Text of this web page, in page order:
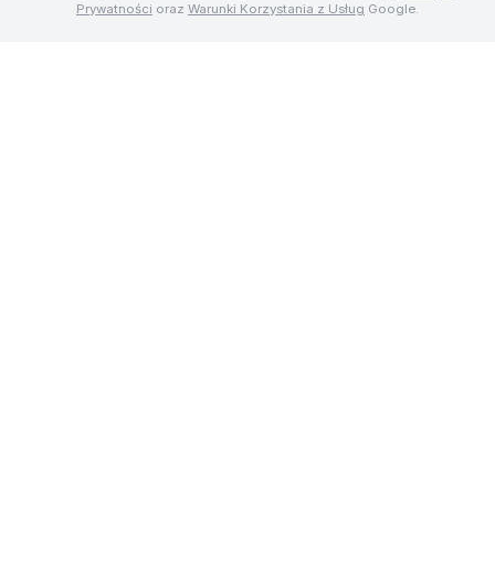
Prywatności oraz Warunki Korzystania z Usług Google.